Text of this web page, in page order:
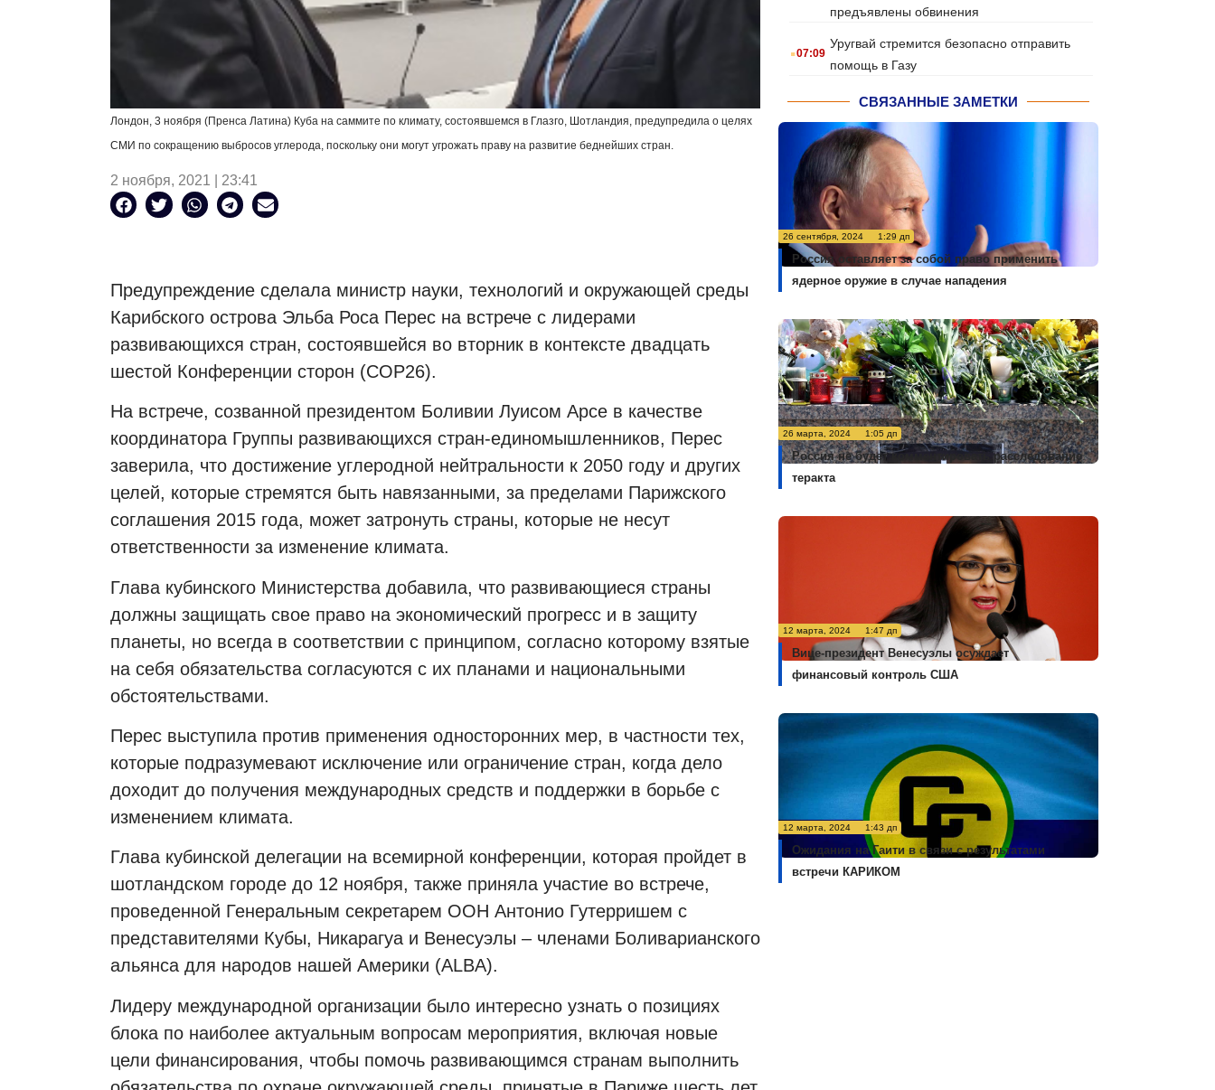
Лондон, 3 ноября (Пренса Латина) Куба на саммите по климату, состоявшемся в Глазго, Шотландия, предупредила о целях
СМИ по сокращению выбросов углерода, поскольку они могут угрожать праву на развитие беднейших стран.
2 ноября, 2021 | 23:41
Предупреждение сделала министр науки, технологий и окружающей среды
Карибского острова Эльба Роса Перес на встрече с лидерами
развивающихся стран, состоявшейся во вторник в контексте двадцать
шестой Конференции сторон (COP26).
На встрече, созванной президентом Боливии Луисом Арсе в качестве
координатора Группы развивающихся стран-единомышленников, Перес
заверила, что достижение углеродной нейтральности к 2050 году и других
целей, которые стремятся быть навязанными, за пределами Парижского
соглашения 2015 года, может затронуть страны, которые не несут
ответственности за изменение климата.
Глава кубинского Министерства добавила, что развивающиеся страны
должны защищать свое право на экономический прогресс и в защиту
планеты, но всегда в соответствии с принципом, согласно которому взятые
на себя обязательства согласуются с их планами и национальными
обстоятельствами.
Перес выступила против применения односторонних мер, в частности тех,
которые подразумевают исключение или ограничение стран, когда дело
доходит до получения международных средств и поддержки в борьбе с
изменением климата.
Глава кубинской делегации на всемирной конференции, которая пройдет в
шотландском городе до 12 ноября, также приняла участие во встрече,
проведенной Генеральным секретарем ООН Антонио Гутерришем с
представителями Кубы, Никарагуа и Венесуэлы – членами Боливарианского
альянса для народов нашей Америки (ALBA).
Лидеру международной организации было интересно узнать о позициях
блока по наиболее актуальным вопросам мероприятия, включая новые
цели финансирования, чтобы помочь развивающимся странам выполнить
предъявлены обвинения
.07:09
Уругвай стремится безопасно отправить
помощь в Газу
СВЯЗАННЫЕ ЗАМЕТКИ
26 сентября, 2024 1:29 дп
Россия оставляет за собой право применить
ядерное оружие в случае нападения
26 марта, 2024 1:05 дп
Россия не будет комментировать расследование
теракта
12 марта, 2024 1:47 дп
Вице-президент Венесуэлы осуждает
финансовый контроль США
12 марта, 2024 1:43 дп
Ожидания на Гаити в связи с результатами
встречи КАРИКОМ